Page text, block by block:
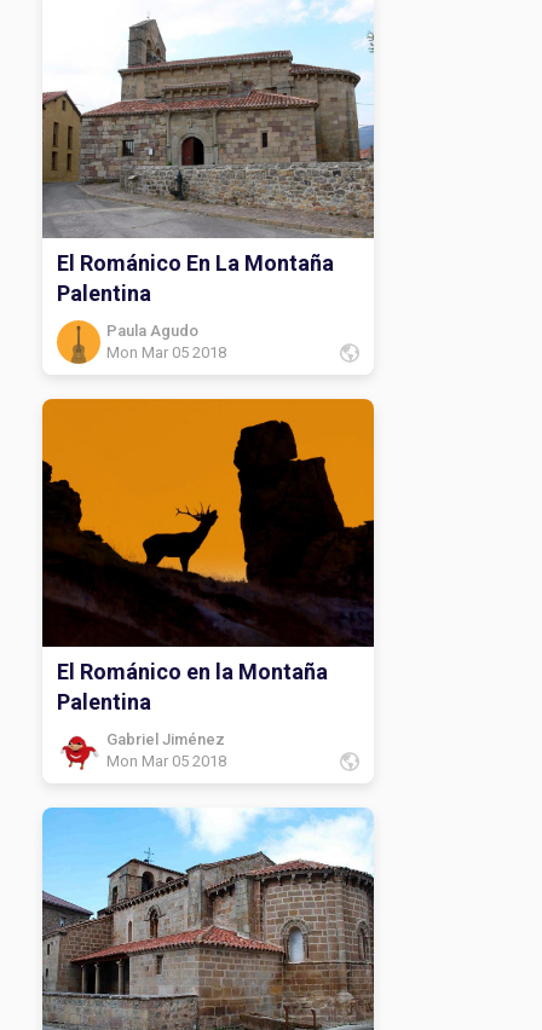
El Románico En La Montaña
Palentina
Paula Agudo
Mon Mar 05 2018
El Románico en la Montaña
Palentina
Gabriel Jiménez
Mon Mar 05 2018